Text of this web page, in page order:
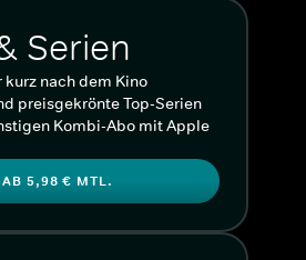
Serien
nach dem Kino
preisgekrönte Top-Serien
Kombi-Abo mit Apple
AB 5,98 € MTL.